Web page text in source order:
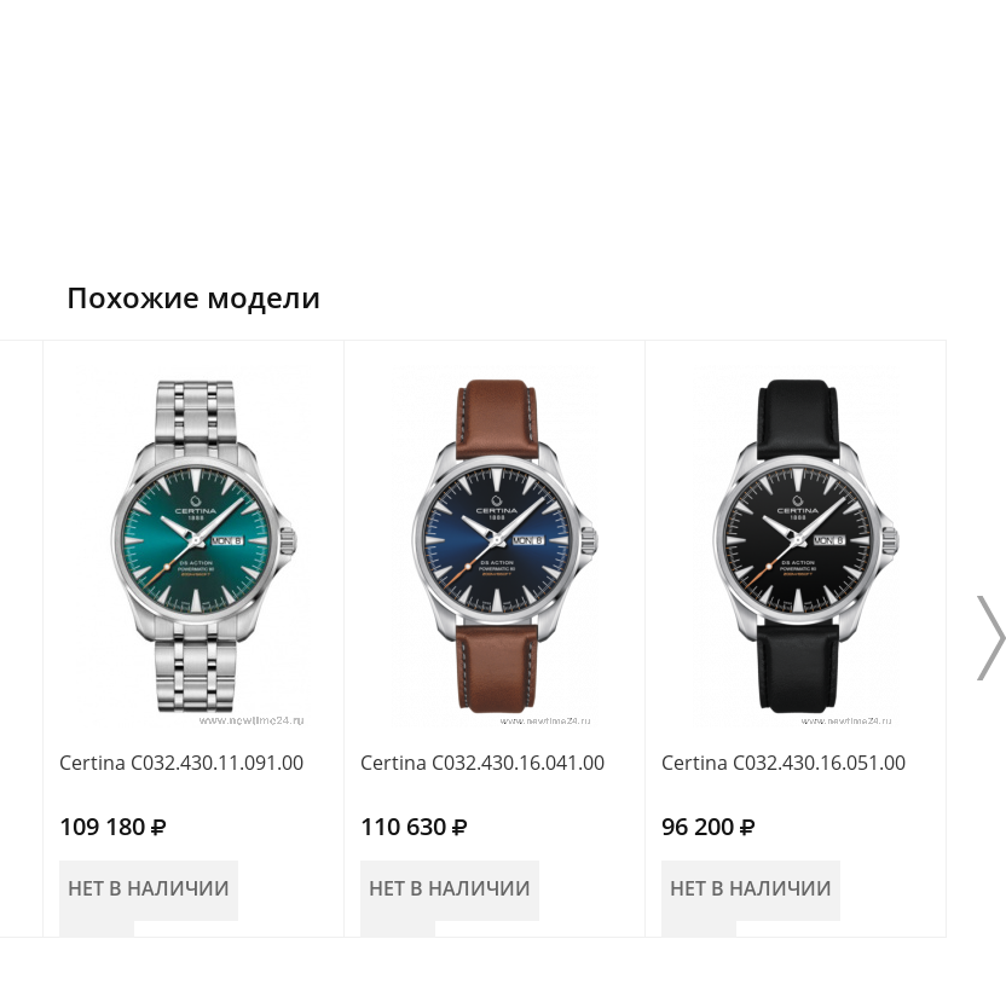
Похожие модели
Certina C032.430.11.091.00
109 180
НЕТ В НАЛИЧИИ
Certina C032.430.16.041.00
110 630
НЕТ В НАЛИЧИИ
Certina C032.430.16.051.00
96 200
НЕТ В НАЛИЧИИ